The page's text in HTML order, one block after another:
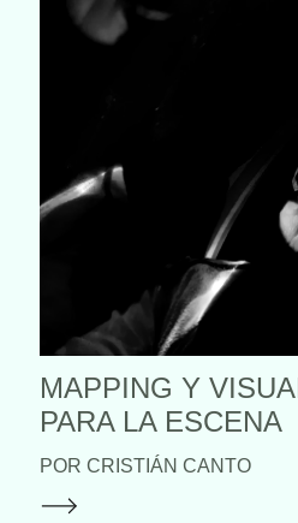
MAPPING Y
PARA LA ESCENA
POR CRISTIÁN CANTO